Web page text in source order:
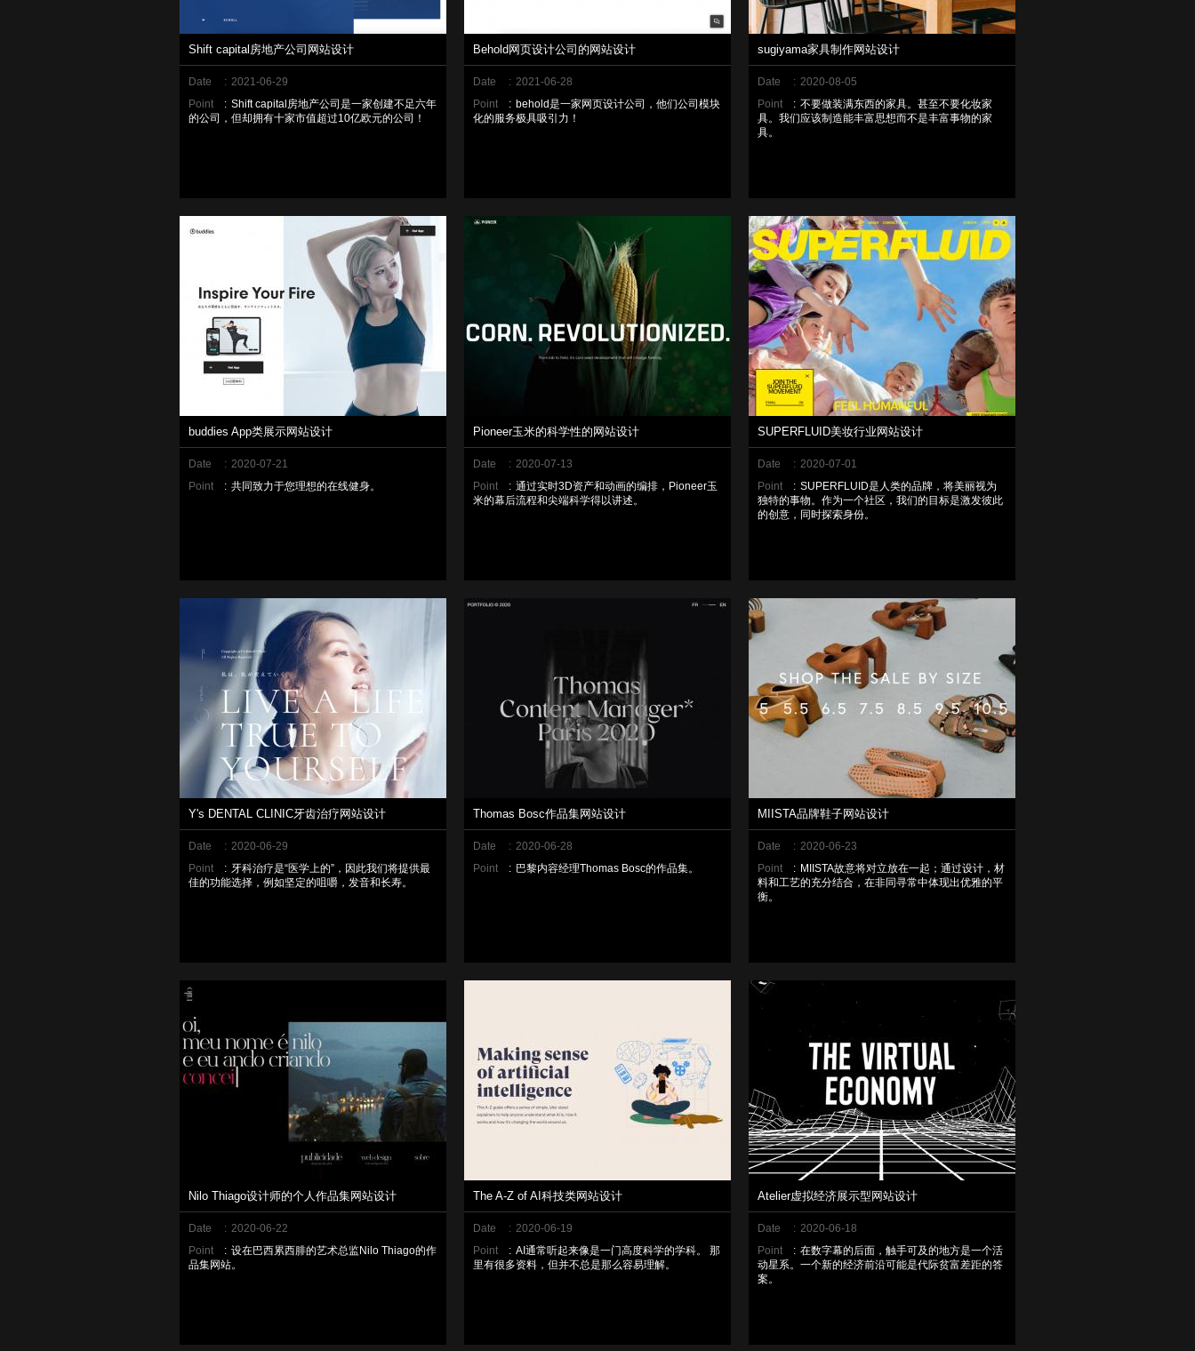
Shift capital房地产公司网站设计
Date : 2021-06-29
Point
: Shift capital房地产公司是一家创建不足六年
的公司，但却拥有十家市值超过10亿欧元的公司！
Behold网页设计公司的网站设计
Date : 2021-06-28
Point
: behold是一家网页设计公司，他们公司模块
化的服务极具吸引力！
sugiyama家具制作网站设计
Date : 2020-08-05
Point
: 不要做装满东西的家具。甚至不要化妆家
具。我们应该制造能丰富思想而不是丰富事物的家
具。
buddies App类展示网站设计
Date : 2020-07-21
Point
: 共同致力于您理想的在线健身。
Pioneer玉米的科学性的网站设计
Date : 2020-07-13
Point
: 通过实时3D资产和动画的编排，Pioneer玉
米的幕后流程和尖端科学得以讲述。
SUPERFLUID美妆行业网站设计
Date : 2020-07-01
Point
: SUPERFLUID是人类的品牌，将美丽视为
独特的事物。作为一个社区，我们的目标是激发彼此
的创意，同时探索身份。
Y's DENTAL CLINIC牙齿治疗网站设计
Date : 2020-06-29
Point
: 牙科治疗是“医学上的”，因此我们将提供最
佳的功能选择，例如坚定的咀嚼，发音和长寿。
Thomas Bosc作品集网站设计
Date : 2020-06-28
Point
: 巴黎内容经理Thomas Bosc的作品集。
MIISTA品牌鞋子网站设计
Date : 2020-06-23
Point
: MIISTA故意将对立放在一起；通过设计，材
料和工艺的充分结合，在非同寻常中体现出优雅的平
衡。
Nilo Thiago设计师的个人作品集网站设计
Date : 2020-06-22
Point
: 设在巴西累西腓的艺术总监Nilo Thiago的作
品集网站。
The A-Z of AI科技类网站设计
Date : 2020-06-19
Point
: AI通常听起来像是一门高度科学的学科。 那
里有很多资料，但并不总是那么容易理解。
Atelier虚拟经济展示型网站设计
Date : 2020-06-18
Point
: 在数字幕的后面，触手可及的地方是一个活
动星系。一个新的经济前沿可能是代际贫富差距的答
案。